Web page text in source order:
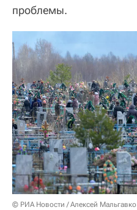
проблемы.
© РИА Новости / Алексей Мальгавко